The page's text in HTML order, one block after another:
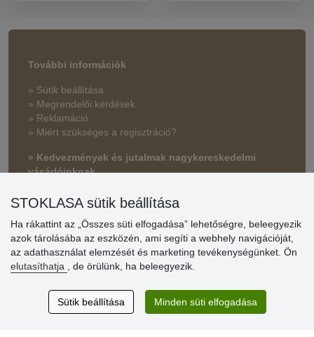
További információk
» Sütik beállítása
» Megrendelői kérdések
» Reklamáció
» Miért szükséges a regisztráció?
» Kedvezmények és jutalmak nagykereskedelmi
vásárlóinknak
» Súgó
Vásárlók
értékelése
Excellent service
Thank you.
STOKLASA sütik beállítása
Ha rákattint az „Összes süti elfogadása” lehetőségre, beleegyezik
azok tárolásába az eszközén, ami segíti a webhely navigációját,
az adathasználat elemzését és marketing tevékenységünket. Ön
elutasíthatja
, de örülünk, ha beleegyezik.
Sütik beállítása Minden süti elfogadása